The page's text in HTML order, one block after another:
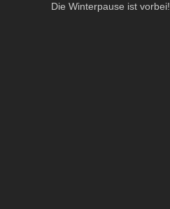
Die Winterpause ist vorbei!